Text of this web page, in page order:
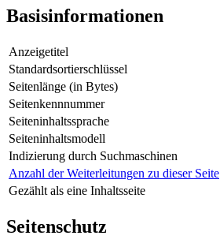
Basisinformationen
Anzeigetitel
Standardsortierschlüssel
Seitenlänge (in Bytes)
Seitenkennnummer
Seiteninhaltssprache
Seiteninhaltsmodell
Indizierung durch Suchmaschinen
Anzahl der Weiterleitungen zu dieser Seite
Gezählt als eine Inhaltsseite
Seitenschutz